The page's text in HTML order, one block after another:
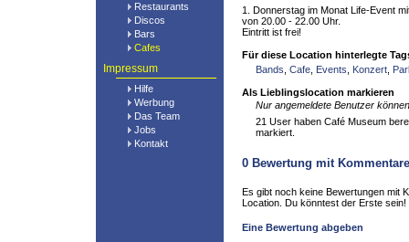
Restaurants
Discos
Bars
Cafes
Impressum
Hilfe
Werbung
Das Team
Jobs
Kontakt
1. Donnerstag im Monat Life-Event
von 20.00 - 22.00 Uhr.
Eintritt ist frei!
Für diese Location hinterlegte
Bands Cafe Events Konzert
Als Lieblingslocation markieren
Nur angemeldete Benutzer
21 User haben Café Museum
markiert.
0 Bewertung mit
Es gibt noch keine Bewertungen mit
Location. Du könntest der Erste sein!
Eine Bewertung abgeben